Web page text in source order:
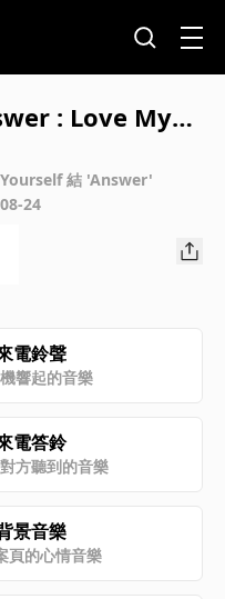
: Love Myse
結 'Answer'
24
電鈴聲
響起的音樂
電答鈴
方聽到的音樂
景音樂
頁的心情音樂